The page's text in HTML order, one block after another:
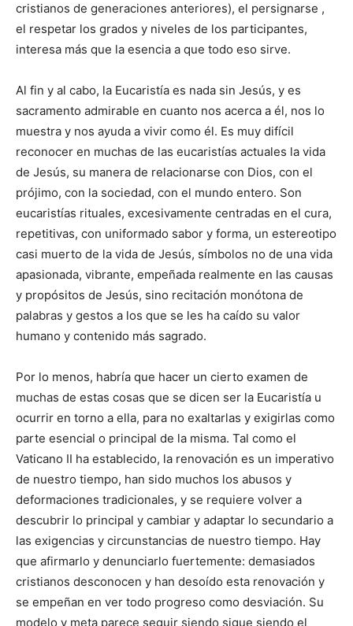
cristianos de generaciones anteriores), el persignarse ,
el respetar los grados y niveles de los participantes,
interesa más que la esencia a que todo eso sirve.
Al fin y al cabo, la Eucaristía es nada sin Jesús, y es
sacramento admirable en cuanto nos acerca a él, nos lo
muestra y nos ayuda a vivir como él. Es muy difícil
reconocer en muchas de las eucaristías actuales la vida
de Jesús, su manera de relacionarse con Dios, con el
prójimo, con la sociedad, con el mundo entero. Son
eucaristías rituales, excesivamente centradas en el cura,
repetitivas, con uniformado sabor y forma, un estereotipo
casi muerto de la vida de Jesús, símbolos no de una vida
apasionada, vibrante, empeñada realmente en las causas
y propósitos de Jesús, sino recitación monótona de
palabras y gestos a los que se les ha caído su valor
humano y contenido más sagrado.
Por lo menos, habría que hacer un cierto examen de
muchas de estas cosas que se dicen ser la Eucaristía u
ocurrir en torno a ella, para no exaltarlas y exigirlas como
parte esencial o principal de la misma. Tal como el
Vaticano II ha establecido, la renovación es un imperativo
de nuestro tiempo, han sido muchos los abusos y
deformaciones tradicionales, y se requiere volver a
descubrir lo principal y cambiar y adaptar lo secundario a
las exigencias y circunstancias de nuestro tiempo. Hay
que afirmarlo y denunciarlo fuertemente: demasiados
cristianos desconocen y han desoído esta renovación y
se empeñan en ver todo progreso como desviación. Su
modelo y meta parece seguir siendo sigue siendo el